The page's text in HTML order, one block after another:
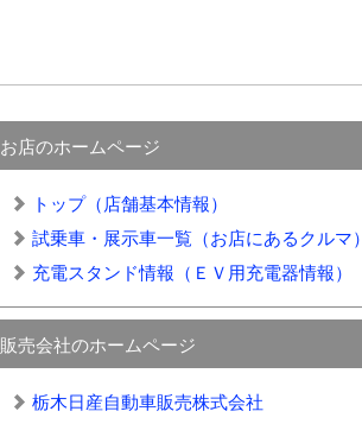
お店のホームページ
トップ（店舗基本情報）
試乗車・展示車一覧（お店にあるクルマ）
充電スタンド情報（ＥＶ用充電器情報）
販売会社のホームページ
栃木日産自動車販売株式会社